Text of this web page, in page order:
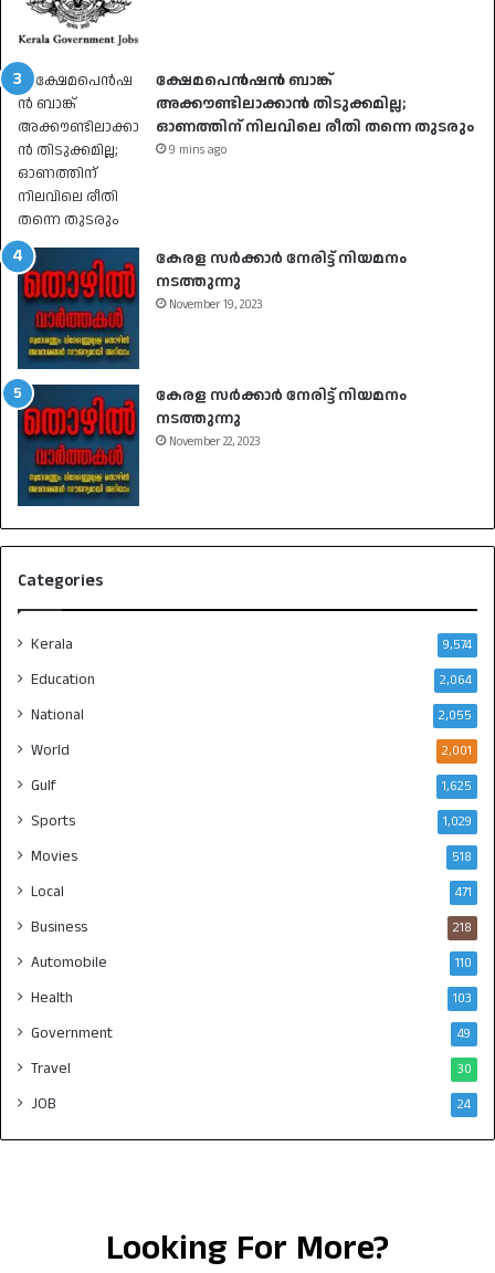
ക്ഷേമപെൻഷൻ ബാങ്ക്
അക്കൗണ്ടിലാക്കാൻ തിടുക്കമില്ല;
ഓണത്തിന് നിലവിലെ രീതി തന്നെ തുടരും
9 mins ago
കേരള സർക്കാർ നേരിട്ട് നിയമനം
നടത്തുന്നു
November 19, 2023
കേരള സർക്കാർ നേരിട്ട് നിയമനം
നടത്തുന്നു
November 22, 2023
Categories
Kerala 9,574
Education 2,064
National 2,055
World 2,001
Gulf 1,625
Sports 1,029
Movies 518
Local 471
Business 218
Automobile 110
Health 103
Government 49
Travel 30
JOB 24
Looking For More?